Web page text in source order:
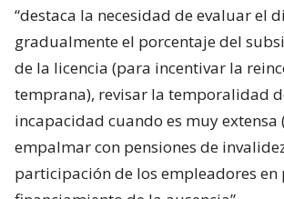
“destaca la necesidad de evaluar el
gradualmente el porcentaje del
de la licencia (para incentivar la
temprana), revisar la temporalidad
incapacidad cuando es muy extensa
empalmar con pensiones de
participación de los empleadores en